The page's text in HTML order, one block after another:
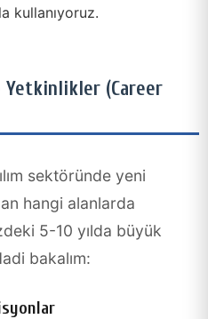
kullanıyoruz.
Yetkinlikler (Career
sektöründe yeni
hangi alanlarda
5-10 yılda büyük
bakalım: